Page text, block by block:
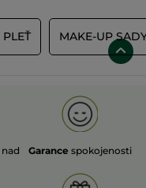
PLEŤ MAKE-UP
nad
Garance spokojenosti